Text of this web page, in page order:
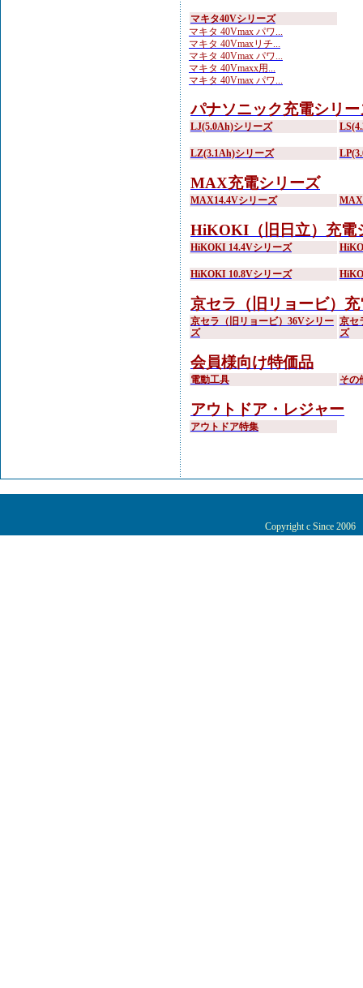
マキタ40Vシリーズ
マキタ 40Vmax パワ...
マキタ 40Vmaxリチ...
マキタ 40Vmax パワ...
マキタ 40Vmaxx用...
マキタ 40Vmax パワ...
パナソニック充電シリー
LJ(5.0Ah)シリーズ
LZ(3.1Ah)シリーズ
MAX充電シリーズ
MAX14.4Vシリーズ
HiKOKI（旧日立）充電
HiKOKI 14.4Vシリーズ
HiKOKI 10.8Vシリーズ
京セラ（旧リョービ）
京セラ（旧リョービ）36Vシリー
ズ
京セ
ズ
会員様向け特価品
電動工具 その
アウトドア・レジャー
アウトドア特集
Copyright c Since